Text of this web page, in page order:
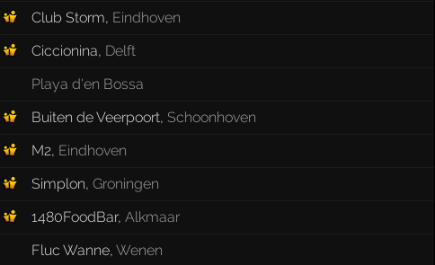
Club Storm, Eindhoven
Ciccionina, Delft
Playa d'en Bossa
Buiten de Veerpoort, Schoonhoven
M2, Eindhoven
Simplon, Groningen
1480FoodBar, Alkmaar
Fluc Wanne, Wenen